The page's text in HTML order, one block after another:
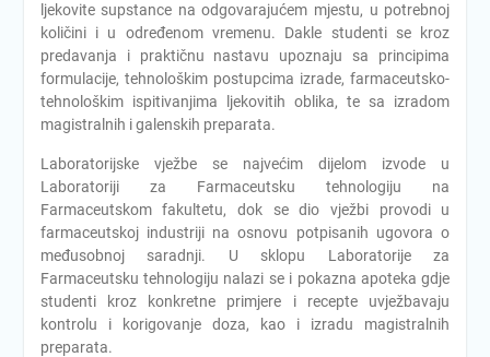
ljekovite supstance na odgovarajućem mjestu, u potrebnoj
količini i u određenom vremenu. Dakle studenti se kroz
predavanja i praktičnu nastavu upoznaju sa principima
formulacije, tehnološkim postupcima izrade, farmaceutsko-
tehnološkim ispitivanjima ljekovitih oblika, te sa izradom
magistralnih i galenskih preparata.
Laboratorijske vježbe se najvećim dijelom izvode u
Laboratoriji za Farmaceutsku tehnologiju na
Farmaceutskom fakultetu, dok se dio vježbi provodi u
farmaceutskoj industriji na osnovu potpisanih ugovora o
međusobnoj saradnji. U sklopu Laboratorije za
Farmaceutsku tehnologiju nalazi se i pokazna apoteka gdje
studenti kroz konkretne primjere i recepte uvježbavaju
kontrolu i korigovanje doza, kao i izradu magistralnih
preparata.